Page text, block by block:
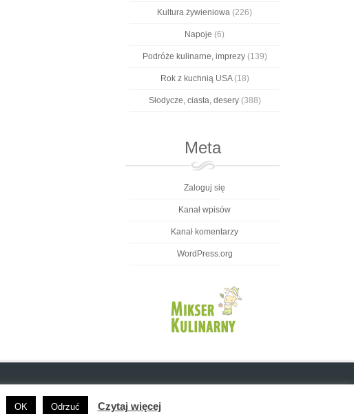
Kultura żywieniowa (226)
Napoje (6)
Podróże kulinarne, imprezy(139)
Rok z kuchnią USA(18)
Słodycze, ciasta, desery(388)
Meta
Zaloguj się
Kanał wpisów
Kanał komentarzy
WordPress.org
OK Odrzuć Czytaj więcej